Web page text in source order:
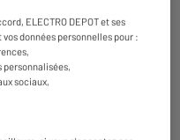
Kit - AV1000 2 prises
1000Mbps via reseau
ELECTRO DEPOT et ses
données personnelles pour :
sociaux,